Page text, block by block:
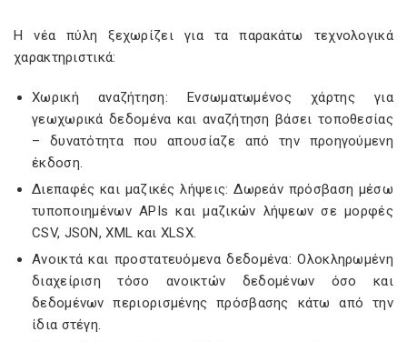
Η νέα πύλη ξεχωρίζει για τα παρακάτω τεχνολογικά
χαρακτηριστικά:
Χωρική αναζήτηση: Ενσωματωμένος χάρτης για
γεωχωρικά δεδομένα και αναζήτηση βάσει τοποθεσίας
– δυνατότητα που απουσίαζε από την προηγούμενη
έκδοση.
Διεπαφές και μαζικές λήψεις: Δωρεάν πρόσβαση μέσω
τυποποιημένων APIs και μαζικών λήψεων σε μορφές
CSV, JSON, XML και XLSX.
Ανοικτά και προστατευόμενα δεδομένα: Ολοκληρωμένη
διαχείριση τόσο ανοικτών δεδομένων όσο και
δεδομένων περιορισμένης πρόσβασης κάτω από την
ίδια στέγη.